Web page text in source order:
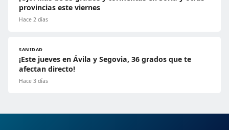
provincias este viernes
Hace 2 días
SANIDAD
¡Este jueves en Ávila y Segovia, 36 grados que te
afectan directo!
Hace 3 días